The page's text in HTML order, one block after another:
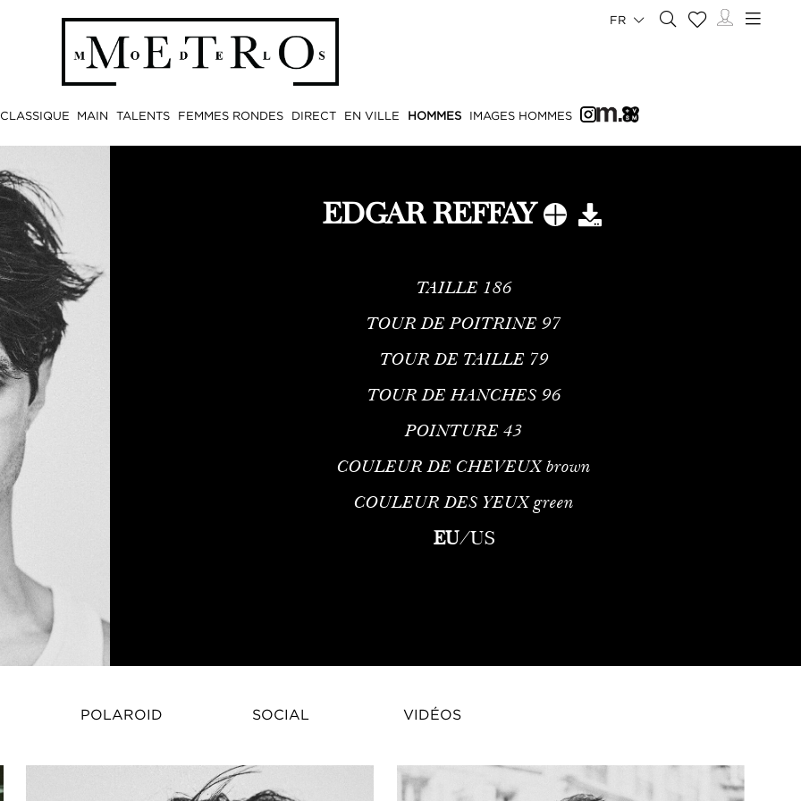
CLASSIQUE MAIN TALENTS FEMMES RONDES DIRECT EN VILLE HOMMES IMAGES HOMMES
FR
EDGAR REFFAY
TAILLE 186
TOUR DE POITRINE 97
TOUR DE TAILLE 79
TOUR DE HANCHES 96
POINTURE 43
COULEUR DE CHEVEUXbrown
COULEUR DES YEUXgreen
EU/US
POLAROID SOCIAL VIDÉOS